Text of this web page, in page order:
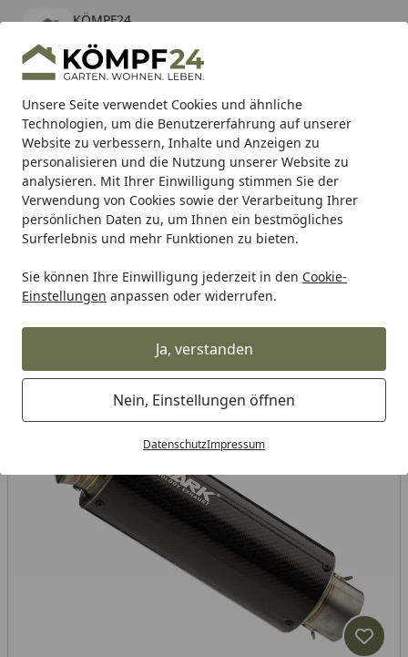
Unsere Seite verwendet Cookies und ähnliche
Technologien, um die Benutzererfahrung auf unserer
Website zu verbessern, Inhalte und Anzeigen zu
personalisieren und die Nutzung unserer Website zu
analysieren. Mit Ihrer Einwilligung stimmen Sie der
Verwendung von Cookies sowie der Verarbeitung Ihrer
persönlichen Daten zu, um Ihnen ein bestmögliches
Surferlebnis und mehr Funktionen zu bieten.
Sie können Ihre Einwilligung jederzeit in den Cookie-
Einstellungen anpassen oder widerrufen.
Ja, verstanden
Nein, Einstellungen öffnen
DatenschutzImpressum
KÖMPF24
kostenlos - Im App Store
Hotline
Alle Produkte
Mein Konto
Suchen
Karibu Pools inkl. gratis Sandfilteranlage & Pool-
Starterset (Gesamtwert bis 468,99€)
Startseite
Shark Shark Komplettanlage Shark Performance
Shark Performance Komplettanlage
SRC 4 für YAMAHA XSR900 GP mit
EG-BE